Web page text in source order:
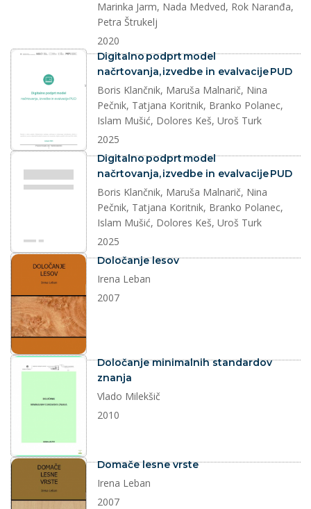
Marinka Jarm, Nada Medved, Rok Naranđa,
Petra Štrukelj
2020
dokument
Digitalno podprt model
načrtovanja, izvedbe in evalvacije PUD
Boris Klančnik, Maruša Malnarič, Nina
Pečnik, Tatjana Koritnik, Branko Polanec,
Islam Mušić, Dolores Keš, Uroš Turk
2025
dokument
Digitalno podprt model
načrtovanja, izvedbe in evalvacije PUD
Boris Klančnik, Maruša Malnarič, Nina
Pečnik, Tatjana Koritnik, Branko Polanec,
Islam Mušić, Dolores Keš, Uroš Turk
2025
dokument
Določanje lesov
Irena Leban
2007
dokument
Določanje minimalnih standardov
znanja
Vlado Milekšič
2010
dokument
Domače lesne vrste
Irena Leban
2007